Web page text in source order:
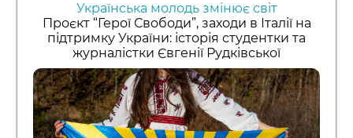
Українська молодь змінює світ
Проєкт “Герої Свободи”, заходи в Італії на
підтримку України: історія студентки та
журналістки Євгенії Рудківської